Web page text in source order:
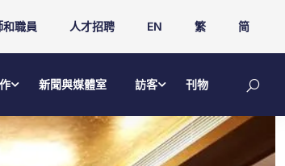
和職員 人才招聘 EN 繁 简
新聞與媒體室 訪客 刊物